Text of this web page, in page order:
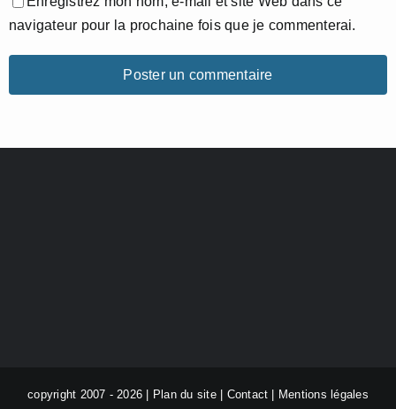
navigateur pour la prochaine fois que je commenterai.
copyright 2007 - 2026 | Plan du site| Contact
Mentions légales